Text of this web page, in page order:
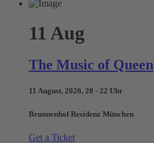
11 Aug
The Music of Queen
11 August, 2026, 20 - 22 Uhr
Brunnenhof Residenz München
Get a Ticket